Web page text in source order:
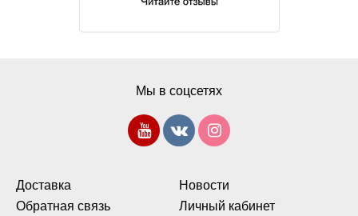
Доставка
Новости
Обратная связь
Личный кабинет
Мы в соцсетях